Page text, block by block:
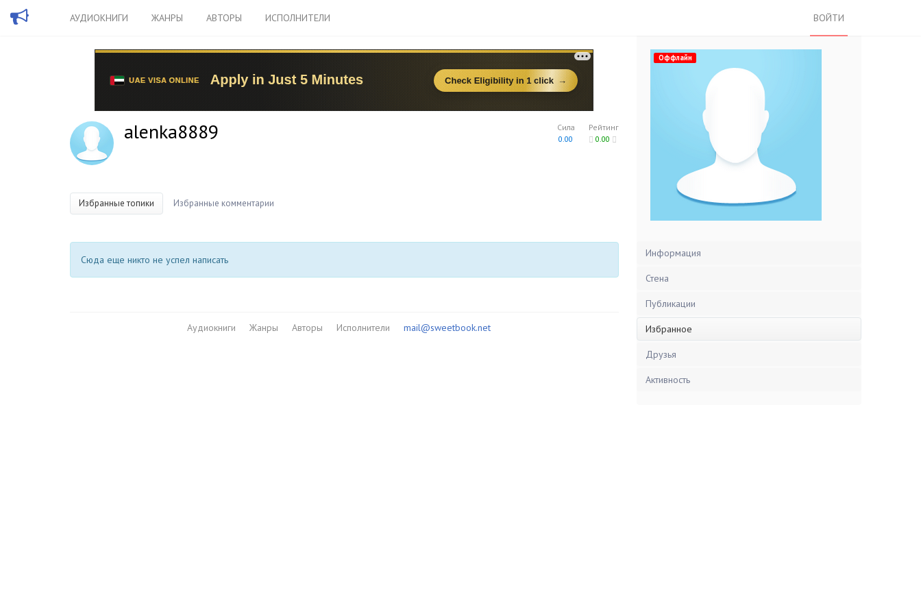
АУДИОКНИГИ ЖАНРЫ АВТОРЫ ИСПОЛНИТЕЛИ ВОЙТИ
Рейтинг
0.00
Сила
0.00
alenka8889
Избранные топики Избранные комментарии
Сюда еще никто не успел написать
Аудиокниги Жанры Авторы Исполнители mail@sweetbook.net
Оффлайн
Информация
Стена
Публикации
Избранное
Друзья
Активность